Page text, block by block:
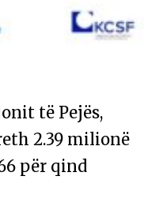
të Pejës,
2.39 milionë
për qind